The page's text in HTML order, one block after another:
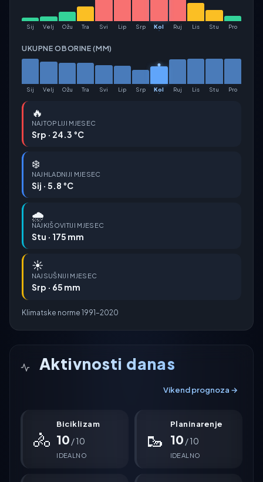
Sij Velj Ožu Tra Svi Lip Srp Kol Ruj Lis Stu Pro
UKUPNE OBORINE (MM)
Sij Velj Ožu Tra Svi Lip Srp Kol Ruj Lis Stu Pro
🔥
NAJTOPLIJI MJESEC
Srp · 24.3 °C
❄️
NAJHLADNIJI MJESEC
Sij · 5.8 °C
🌧️
NAJKIŠOVITIJI MJESEC
Stu · 175 mm
☀️
NAJSUŠNIJI MJESEC
Srp · 65 mm
Klimatske norme 1991–2020
Aktivnosti danas
Vikend prognoza →
🚴
Biciklizam
10 / 10
IDEALNO
🥾
Planinarenje
10 / 10
IDEALNO